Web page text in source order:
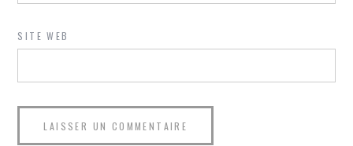
SITE WEB